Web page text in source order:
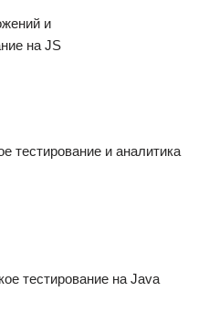
и
на JS
тестирование и аналитика
тестирование на Java